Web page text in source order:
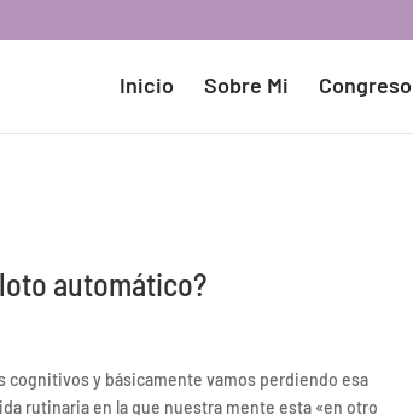
Inicio Sobre Mi Congreso
automático?
cognitivos y básicamente vamos perdiendo esa
rutinaria en la que nuestra mente esta «en otro